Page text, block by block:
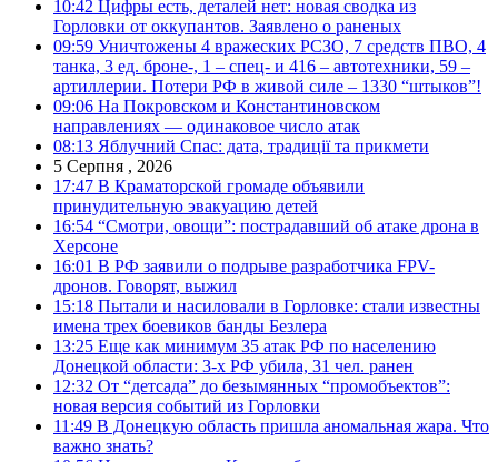
10:42 Цифры есть, деталей нет: новая сводка из
Горловки от оккупантов. Заявлено о раненых
09:59 Уничтожены 4 вражеских РСЗО, 7 средств ПВО, 4
танка, 3 ед. броне-, 1 – спец- и 416 – автотехники, 59 –
артиллерии. Потери РФ в живой силе – 1330 “штыков”!
09:06 На Покровском и Константиновском
направлениях — одинаковое число атак
08:13 Яблучний Спас: дата, традиції та прикмети
5 Серпня , 2026
17:47 В Краматорской громаде объявили
принудительную эвакуацию детей
16:54 “Смотри, овощи”: пострадавший об атаке дрона в
Херсоне
16:01 В РФ заявили о подрыве разработчика FPV-
дронов. Говорят, выжил
15:18 Пытали и насиловали в Горловке: стали известны
имена трех боевиков банды Безлера
13:25 Еще как минимум 35 атак РФ по населению
Донецкой области: 3-х РФ убила, 31 чел. ранен
12:32 От “детсада” до безымянных “промобъектов”:
новая версия событий из Горловки
11:49 В Донецкую область пришла аномальная жара. Что
важно знать?